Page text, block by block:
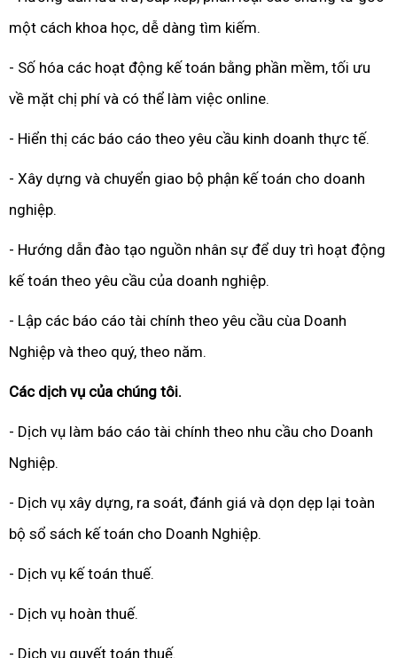
một cách khoa học, dễ dàng tìm kiếm.
- Số hóa các hoạt động kế toán bằng phần mềm, tối ưu
về mặt chị phí và có thể làm việc online.
- Hiển thị các báo cáo theo yêu cầu kinh doanh thực tế.
- Xây dựng và chuyển giao bộ phận kế toán cho doanh
nghiệp.
- Hướng dẫn đào tạo nguồn nhân sự để duy trì hoạt động
kế toán theo yêu cầu của doanh nghiệp.
- Lập các báo cáo tài chính theo yêu cầu cùa Doanh
Nghiệp và theo quý, theo năm.
Các dịch vụ của chúng tôi.
- Dịch vụ làm báo cáo tài chính theo nhu cầu cho Doanh
Nghiệp.
- Dịch vụ xây dựng, ra soát, đánh giá và dọn dẹp lại toàn
bộ sổ sách kế toán cho Doanh Nghiệp.
- Dịch vụ kế toán thuế.
- Dịch vụ hoàn thuế.
- Dịch vụ quyết toán thuế.